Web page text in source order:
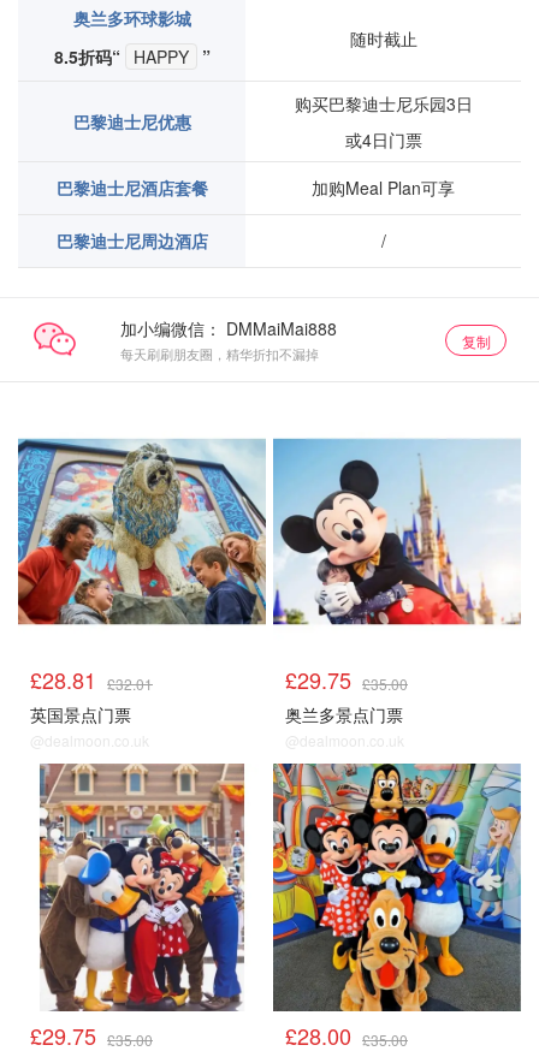
奥兰多环球影城
8.5折码“
HAPPY ”
随时截止
巴黎迪士尼优惠
购买巴黎迪士尼乐园3日
或4日门票
巴黎迪士尼酒店套餐
加购Meal Plan可享
巴黎迪士尼周边酒店 /
加小编微信：
每天刷刷朋友圈，精华折扣不漏掉
复制
£28.81 £32.01
英国景点门票
@dealmoon.co.uk
£29.75 £35.00
奥兰多景点门票
@dealmoon.co.uk
£29.75 £35.00 £28.00 £35.00